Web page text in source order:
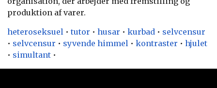
produktion af varer.
heteroseksuel • tutor • husar • kurbad • selvcensur
• selvcensur • syvende himmel • kontraster • hjulet
• simultant •